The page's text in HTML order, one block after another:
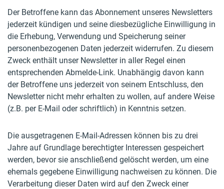
Der Betroffene kann das Abonnement unseres Newsletters
jederzeit kündigen und seine diesbezügliche Einwilligung in
die Erhebung, Verwendung und Speicherung seiner
personenbezogenen Daten jederzeit widerrufen. Zu diesem
Zweck enthält unser Newsletter in aller Regel einen
entsprechenden Abmelde-Link. Unabhängig davon kann
der Betroffene uns jederzeit von seinem Entschluss, den
Newsletter nicht mehr erhalten zu wollen, auf andere Weise
(z.B. per E-Mail oder schriftlich) in Kenntnis setzen.
Die ausgetragenen E-Mail-Adressen können bis zu drei
Jahre auf Grundlage berechtigter Interessen gespeichert
werden, bevor sie anschließend gelöscht werden, um eine
ehemals gegebene Einwilligung nachweisen zu können. Die
Verarbeitung dieser Daten wird auf den Zweck einer